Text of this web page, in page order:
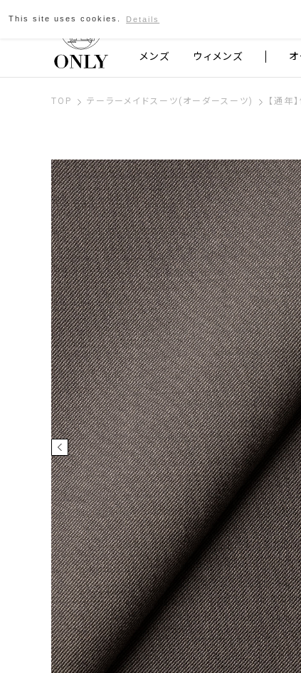
京都発のスーツブランド ONLY
メンズ ウィメンズ
TOP テーラーメイドスーツ(オーダースーツ) 【通年
This site uses cookies. Details